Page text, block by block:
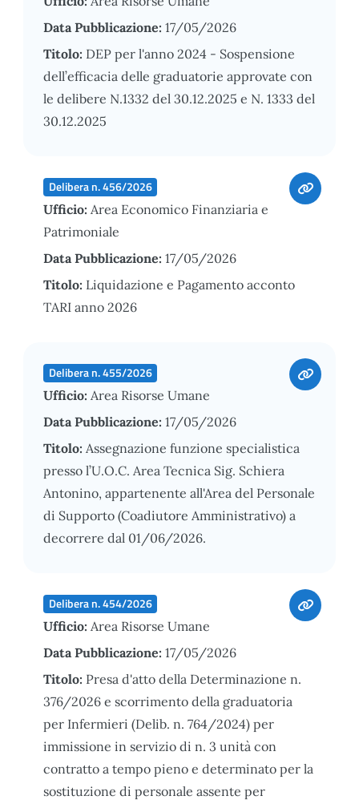
Data Pubblicazione: 17/05/2026
Titolo: DEP per l'anno 2024 - Sospensione
dell’efficacia delle graduatorie approvate con
le delibere N.1332 del 30.12.2025 e N. 1333 del
30.12.2025
Delibera n. 456/2026
Ufficio: Area Economico Finanziaria e
Patrimoniale
Data Pubblicazione: 17/05/2026
Titolo: Liquidazione e Pagamento acconto
TARI anno 2026
Delibera n. 455/2026
Ufficio: Area Risorse Umane
Data Pubblicazione: 17/05/2026
Titolo: Assegnazione funzione specialistica
presso l’U.O.C. Area Tecnica Sig. Schiera
Antonino, appartenente all'Area del Personale
di Supporto (Coadiutore Amministrativo) a
decorrere dal 01/06/2026.
Delibera n. 454/2026
Ufficio: Area Risorse Umane
Data Pubblicazione: 17/05/2026
Titolo: Presa d'atto della Determinazione n.
376/2026 e scorrimento della graduatoria
per Infermieri (Delib. n. 764/2024) per
immissione in servizio di n. 3 unità con
contratto a tempo pieno e determinato per la
sostituzione di personale assente per